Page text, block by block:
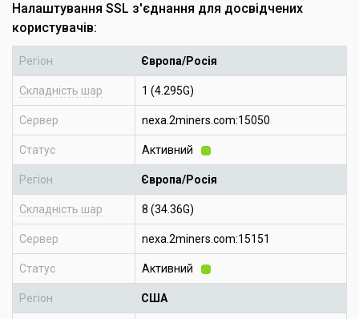
Налаштування SSL з'єднання для досвідчених
користувачів:
Регіон Європа/Росія
Складність шар 1 (4.295G)
Сервер nexa.2miners.com:15050
Статус Активний
Регіон Європа/Росія
Складність шар 8 (34.36G)
Сервер nexa.2miners.com:15151
Статус Активний
Регіон США